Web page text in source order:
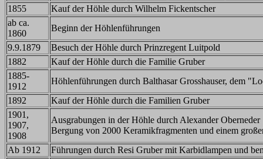
1855
Kauf der Höhle durch Wilhelm Fickentscher
ab ca.
1860
Beginn der Höhlenführungen
9.9.1879
Besuch der Höhle durch Prinzregent Luitpold
1882
Kauf der Höhle durch die Familie Gruber
1885-
1912
Höhlenführungen durch Balthasar Grosshauser, dem
1892
Kauf der Höhle durch die Familien Gruber
1901,
1907,
1908
Ausgrabungen in der Höhle durch Alexander Oberneder
Bergung von 2000 Keramikfragmenten und einem
Ab 1912
Führungen durch Resi Gruber mit Karbidlampen und